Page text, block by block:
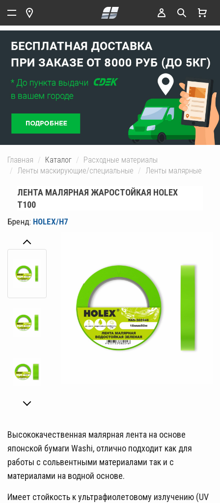
Главная Каталог
Расходные материалы
Ленты маскирующие/специальные
Ленты малярные
ЛЕНТА МАЛЯРНАЯ ЖАРОСТОЙКАЯ HOLEX
T100
Бренд: HOLEX/H7
Высококачественная малярная лента на основе
японской бумаги Washi, отлично подходит как для
работы с сольвентными материалами так и с
материалами на водной основе.
Имеет стойкость к ультрафиолетовому излучению (UV